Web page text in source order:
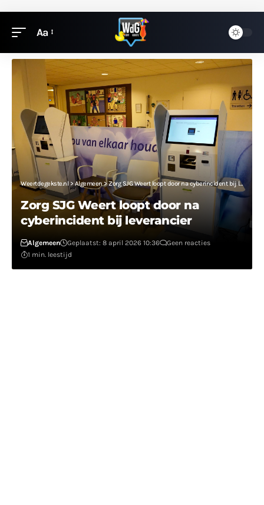
Aa
Weertdegekste.nl > Algemeen>Zorg SJG Weert loopt door na cyberincident bij leverancier
Zorg SJG Weert loopt door na
cyberincident bij leverancier
Algemeen Geplaatst: 8 april 2026 10:36
Geen reacties
1 min. leestijd